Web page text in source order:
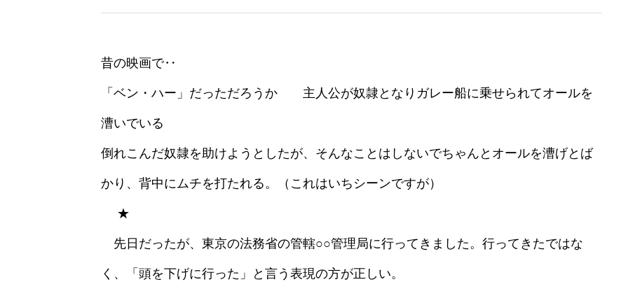
昔の映画で‥
「ベン・ハー」だっただろうか 主人公が奴隷となりガレー船に乗せられてオールを
漕いでいる
倒れこんだ奴隷を助けようとしたが、そんなことはしないでちゃんとオールを漕げとば
かり、背中にムチを打たれる。（これはいちシーンですが）
★
先日だったが、東京の法務省の管轄○○管理局に行ってきました。行ってきたではな
く、「頭を下げに行った」と言う表現の方が正しい。